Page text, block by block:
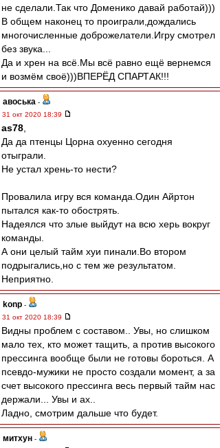
не сделали.Так что Доменико давай работай)))
В общем наконец то проиграли,дождались
многочисленные доброжелатели.Игру смотрел
без звука...
Да и хрен на всё.Мы всё равно ещё вернемся
и возмём своё)))ВПЕРЁД СПАРТАК!!!
авоська -
31 окт 2020 18:39
as78
Да да птенцы Цорна охуенно сегодня
отыграли.
Не устал хрень-то нести?
Провалила игру вся команда.Один Айртон
пытался как-то обострять.
Надеялся что злые выйдут на всю херь вокруг
команды.
А они целый тайм хуи пинали.Во втором
подрыгались,но с тем же результатом.
Неприятно.
konp -
31 окт 2020 18:39
Видны проблем с составом.. Увы, но слишком
мало тех, кто может тащить, а против высокого
прессинга вообще были не готовы бороться. А
псевдо-мужики не просто создали момент, а за
счет высокого прессинга весь первый тайм нас
держали... Увы и ах..
Ладно, смотрим дальше что будет.
митхун -